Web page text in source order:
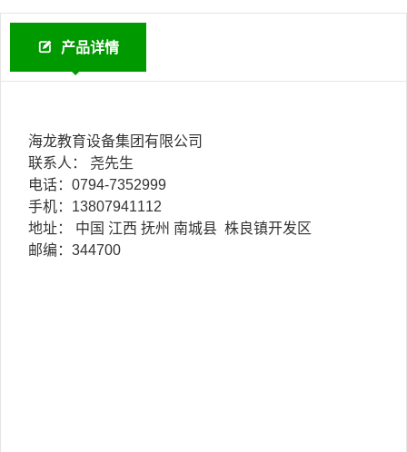
产品详情
海龙教育设备集团有限公司
联系人： 尧先生
电话：0794-7352999
手机：13807941112
地址： 中国 江西 抚州 南城县 株良镇开发区
邮编：344700